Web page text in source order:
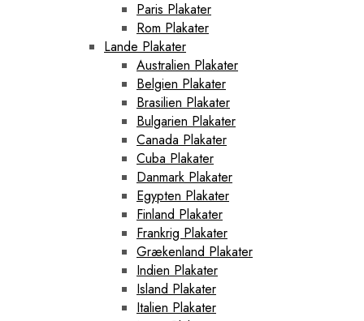
Paris Plakater
Rom Plakater
Lande Plakater
Australien Plakater
Belgien Plakater
Brasilien Plakater
Bulgarien Plakater
Canada Plakater
Cuba Plakater
Danmark Plakater
Egypten Plakater
Finland Plakater
Frankrig Plakater
Grækenland Plakater
Indien Plakater
Island Plakater
Italien Plakater